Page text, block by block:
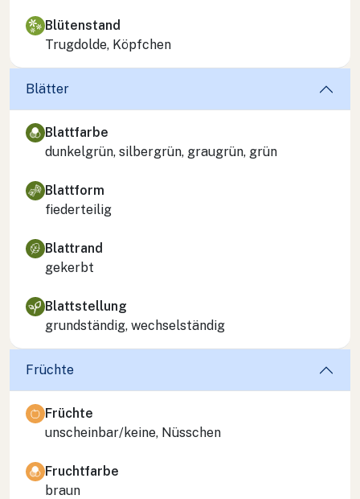
Blütenstand
Trugdolde, Köpfchen
Blätter
Blattfarbe
dunkelgrün, silbergrün, graugrün, grün
Blattform
fiederteilig
Blattrand
gekerbt
Blattstellung
grundständig, wechselständig
Früchte
Früchte
unscheinbar/keine, Nüsschen
Fruchtfarbe
braun